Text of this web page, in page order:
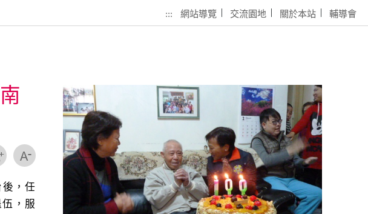
::: 網站導覽 交流園地 關於本站 輔導會
，任
，服